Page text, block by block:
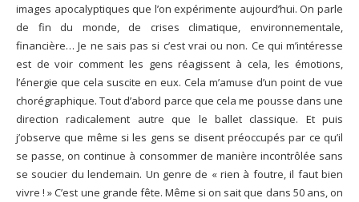
images apocalyptiques que l’on expérimente aujourd’hui. On parle
de fin du monde, de crises climatique, environnementale,
financière… Je ne sais pas si c’est vrai ou non. Ce qui m’intéresse
est de voir comment les gens réagissent à cela, les émotions,
l’énergie que cela suscite en eux. Cela m’amuse d’un point de vue
chorégraphique. Tout d’abord parce que cela me pousse dans une
direction radicalement autre que le ballet classique. Et puis
j’observe que même si les gens se disent préoccupés par ce qu’il
se passe, on continue à consommer de manière incontrôlée sans
se soucier du lendemain. Un genre de « rien à foutre, il faut bien
vivre ! » C’est une grande fête. Même si on sait que dans 50 ans, on